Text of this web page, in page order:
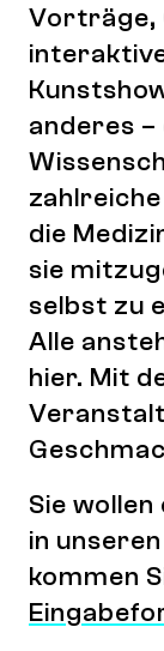
Vorträge,
anderes
die
sie
selbst zu
Alle
hier. Mit
Sie
in
kommen